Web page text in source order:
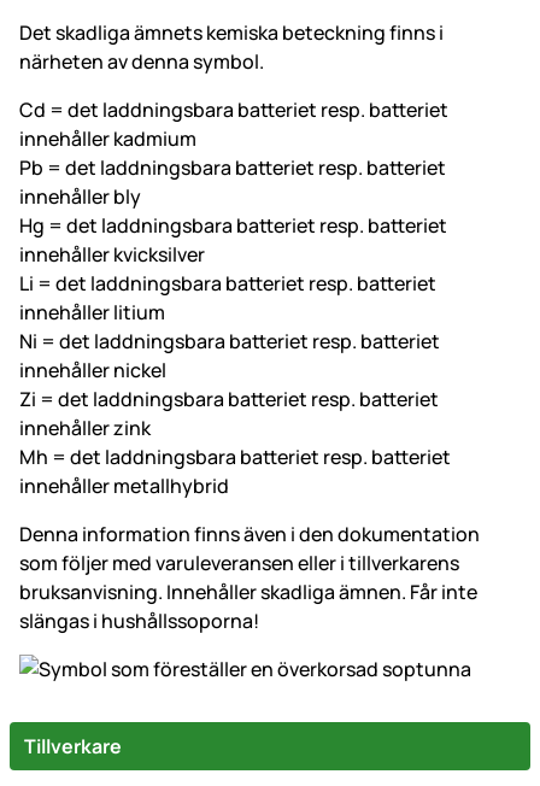
Det skadliga ämnets kemiska beteckning finns i
närheten av denna symbol.
Cd = det laddningsbara batteriet resp. batteriet
innehåller kadmium
Pb = det laddningsbara batteriet resp. batteriet
innehåller bly
Hg = det laddningsbara batteriet resp. batteriet
innehåller kvicksilver
Li = det laddningsbara batteriet resp. batteriet
innehåller litium
Ni = det laddningsbara batteriet resp. batteriet
innehåller nickel
Zi = det laddningsbara batteriet resp. batteriet
innehåller zink
Mh = det laddningsbara batteriet resp. batteriet
innehåller metallhybrid
Denna information finns även i den dokumentation
som följer med varuleveransen eller i tillverkarens
bruksanvisning. Innehåller skadliga ämnen. Får inte
slängas i hushållssoporna!
Tillverkare